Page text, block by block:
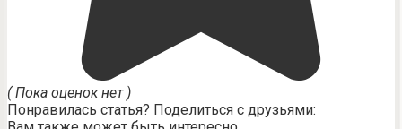
( Пока оценок нет )
Понравилась статья? Поделиться с друзьями: